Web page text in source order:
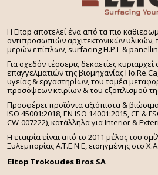
H Eltop αποτελεί ένα από τα πιο
αντιπροσωπιών αρχιτεκτονικών
μερών επίπλων, surfacing H.P.L &
Για σχεδόν τέσσερις δεκαετίες κυριαρχεί
επαγγελματιών της βιομηχανίας
υγείας & εργαστηρίων, του τομέα
προσόψεων κτιρίων & του εξοπλισμού
Προσφέρει προϊόντα αξιόπιστα &
ISO 45001:2018, EN ISO 14001:2015,CE &
CW-007222), κατάλληλα για Interior &
Η εταιρία είναι από το 2011 μέλος του
Ξυλεμπορίας Α.Τ.Ε.Ν.Ε, εισηγμένης στο Χ.A.
Eltop Trokoudes Bros SA